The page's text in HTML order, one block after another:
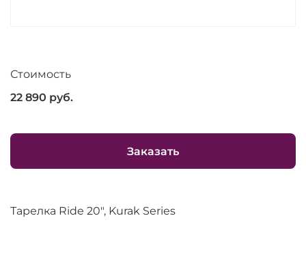
Стоимость
22 890 руб.
Заказать
Тарелка Ride 20", Kurak Series